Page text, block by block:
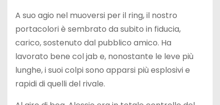
A suo agio nel muoversi per il ring, il nostro
portacolori è sembrato da subito in fiducia,
carico, sostenuto dal pubblico amico. Ha
lavorato bene col jab e, nonostante le leve più
lunghe, i suoi colpi sono apparsi più esplosivi e
rapidi di quelli del rivale.